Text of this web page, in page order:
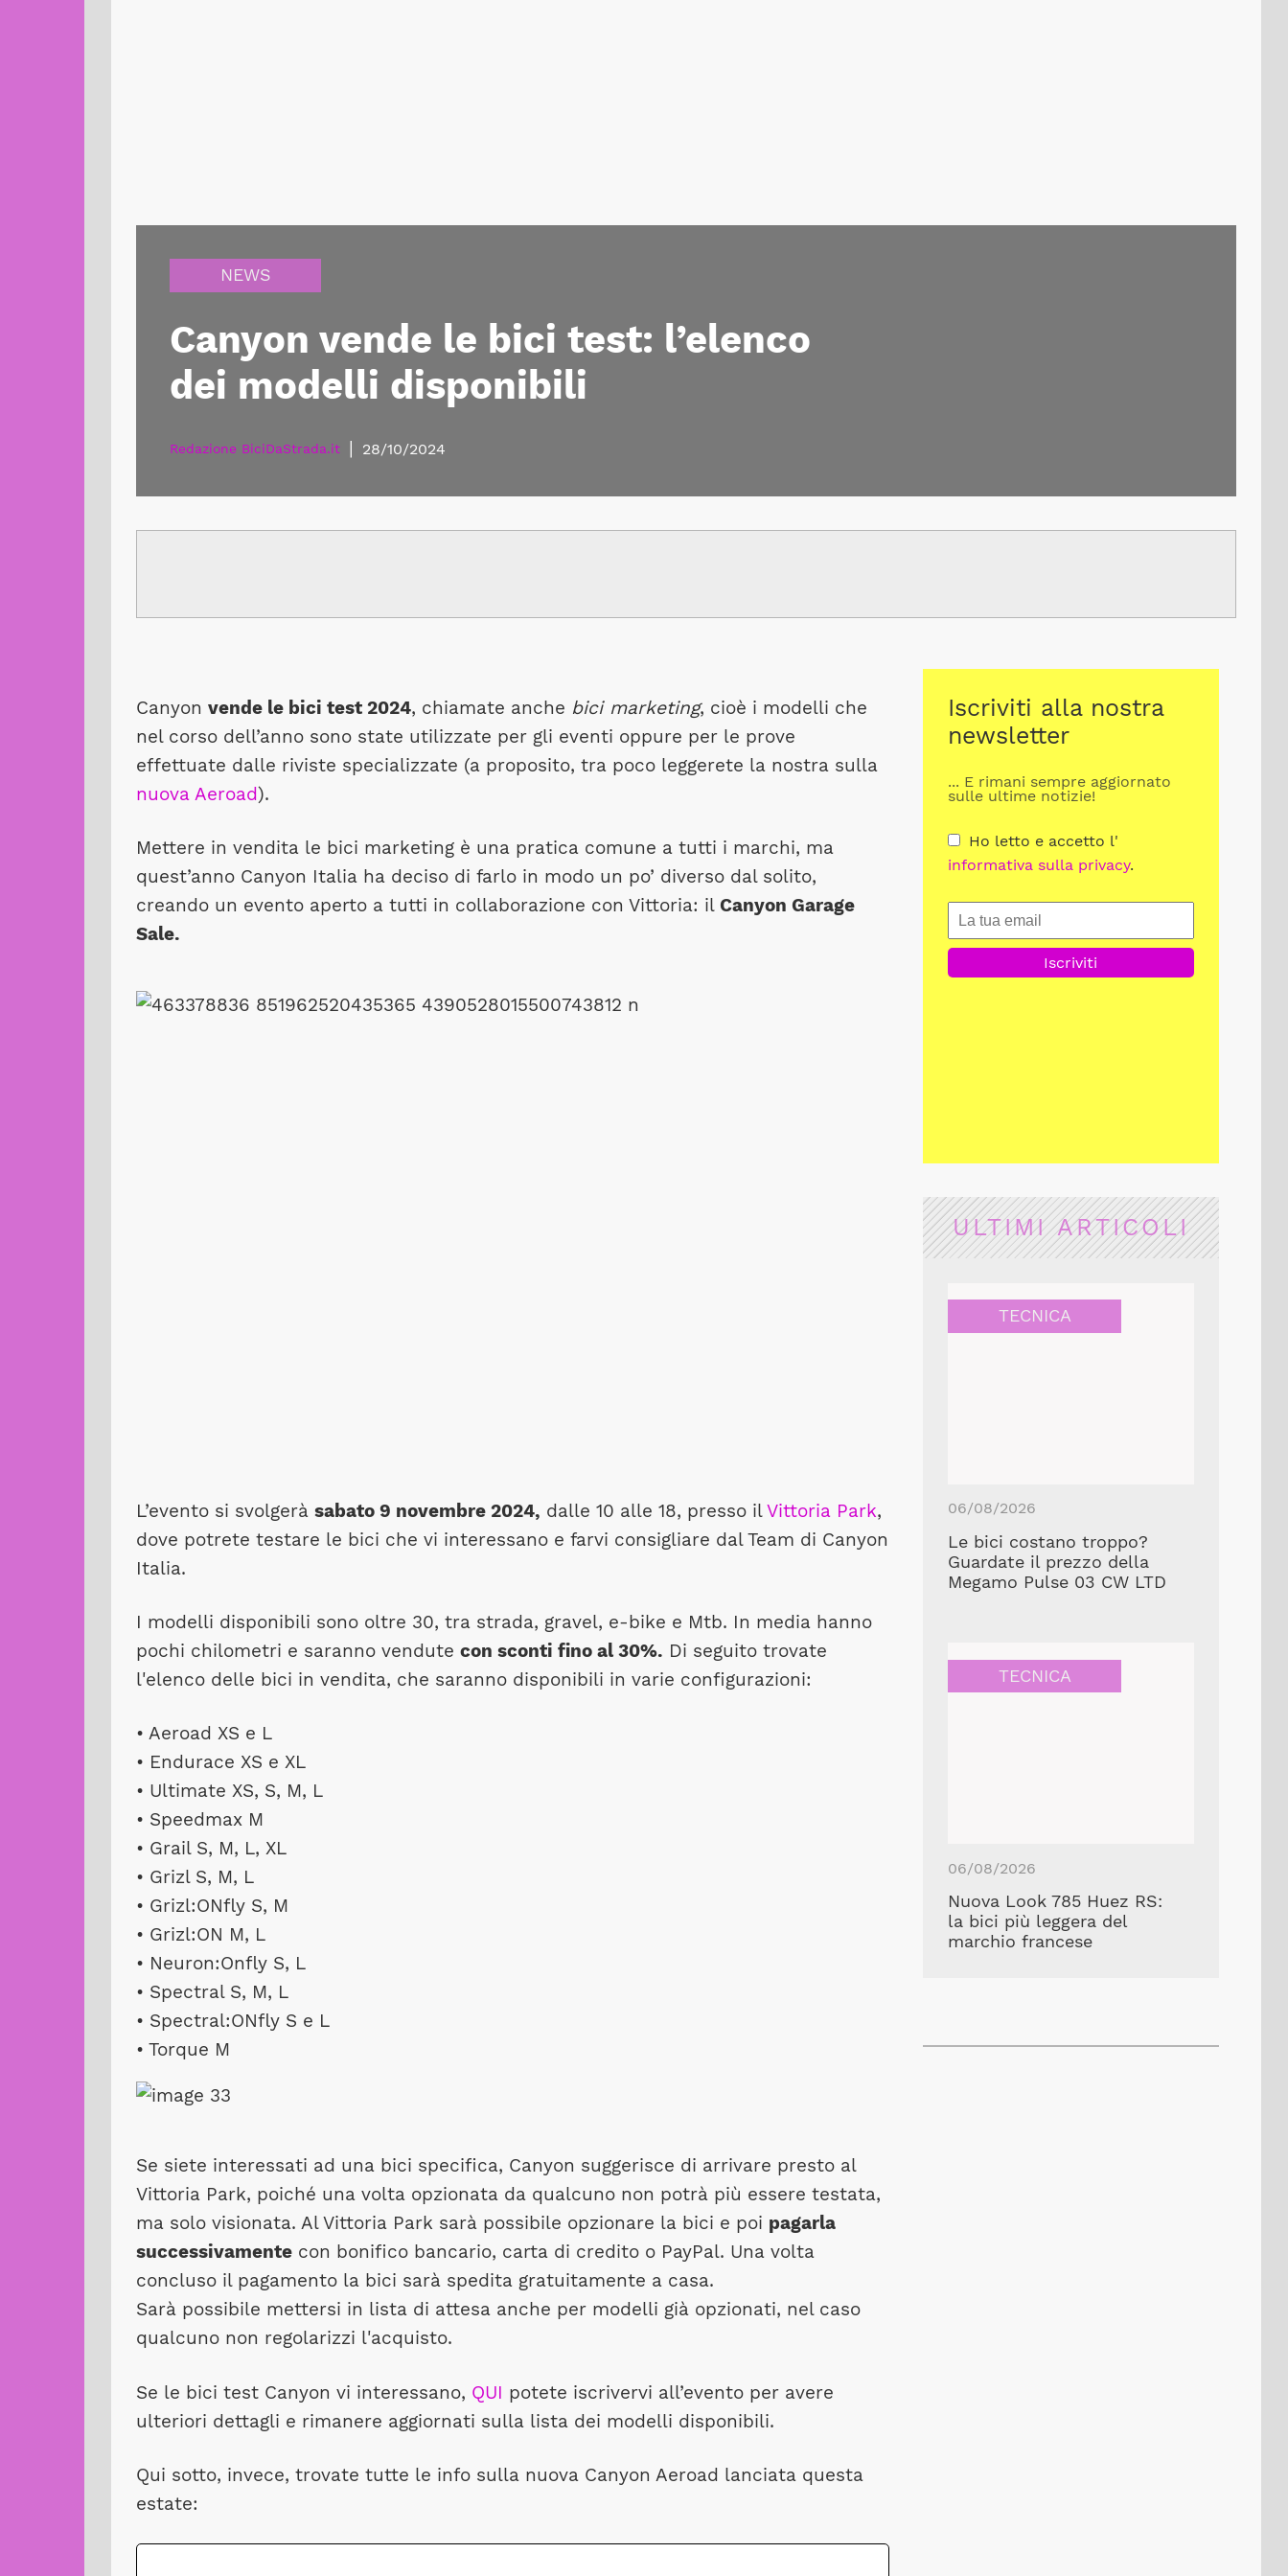
NEWS
Canyon vende le bici test: l’elenco
dei modelli disponibili
Redazione BiciDaStrada.it | 28/10/2024
Canyon vende le bici test 2024, chiamate anche bici marketing, cioè i modelli che
nel corso dell’anno sono state utilizzate per gli eventi oppure per le prove
effettuate dalle riviste specializzate (a proposito, tra poco leggerete la nostra sulla
nuova Aeroad).
Mettere in vendita le bici marketing è una pratica comune a tutti i marchi, ma
quest’anno Canyon Italia ha deciso di farlo in modo un po’ diverso dal solito,
creando un evento aperto a tutti in collaborazione con Vittoria: il Canyon Garage
Sale.
L’evento si svolgerà sabato 9 novembre 2024, dalle 10 alle 18, presso ilVittoria Park,
dove potrete testare le bici che vi interessano e farvi consigliare dal Team di Canyon
Italia.
I modelli disponibili sono oltre 30, tra strada, gravel, e-bike e Mtb. In media hanno
pochi chilometri e saranno vendute con sconti fino al 30%. Di seguito trovate
l'elenco delle bici in vendita, che saranno disponibili in varie configurazioni:
• Aeroad XS e L
• Endurace XS e XL
• Ultimate XS, S, M, L
• Speedmax M
• Grail S, M, L, XL
• Grizl S, M, L
• Grizl:ONfly S, M
• Grizl:ON M, L
• Neuron:Onfly S, L
• Spectral S, M, L
• Spectral:ONfly S e L
• Torque M
Se siete interessati ad una bici specifica, Canyon suggerisce di arrivare presto al
Vittoria Park, poiché una volta opzionata da qualcuno non potrà più essere testata,
ma solo visionata. Al Vittoria Park sarà possibile opzionare la bici e poi pagarla
successivamente con bonifico bancario, carta di credito o PayPal. Una volta
concluso il pagamento la bici sarà spedita gratuitamente a casa.
Sarà possibile mettersi in lista di attesa anche per modelli già opzionati, nel caso
qualcuno non regolarizzi l'acquisto.
Se le bici test Canyon vi interessano, QUI potete iscrivervi all’evento per avere
ulteriori dettagli e rimanere aggiornati sulla lista dei modelli disponibili.
Qui sotto, invece, trovate tutte le info sulla nuova Canyon Aeroad lanciata questa
estate:
Iscriviti alla nostra
newsletter
... E rimani sempre aggiornato
sulle ultime notizie!
Ho letto e accetto l'
informativa sulla privacy.
ULTIMI ARTICOLI
TECNICA
06/08/2026
Le bici costano troppo?
Guardate il prezzo della
Megamo Pulse 03 CW LTD
TECNICA
06/08/2026
Nuova Look 785 Huez RS:
la bici più leggera del
marchio francese